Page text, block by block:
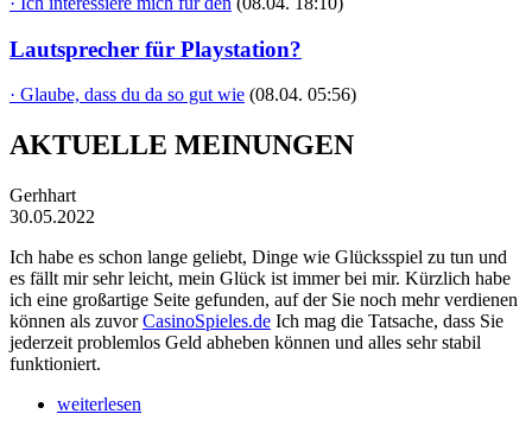
Lautsprecher für Playstation?
· Glaube, dass du da so gut wie (08.04. 05:56)
AKTUELLE MEINUNGEN
Gerhhart
30.05.2022
Ich habe es schon lange geliebt, Dinge wie Glücksspiel zu tun und
es fällt mir sehr leicht, mein Glück ist immer bei mir. Kürzlich habe
ich eine großartige Seite gefunden, auf der Sie noch mehr verdienen
können als zuvorCasinoSpieles.de Ich mag die Tatsache, dass Sie
jederzeit problemlos Geld abheben können und alles sehr stabil
funktioniert.
weiterlesen